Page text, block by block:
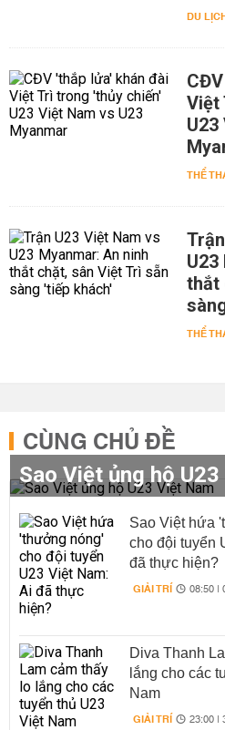
DU
Việt
U23
THỂ
U23
thắt
THỂ
CÙNG CHỦ ĐỀ
Sao Việt ủng hộ
Sao Việt hứa
cho đội tuyển
đã thực hiện?
GIẢI TRÍ 08:50 |
Diva Thanh
lắng cho các
Nam
GIẢI TRÍ 23:00 |